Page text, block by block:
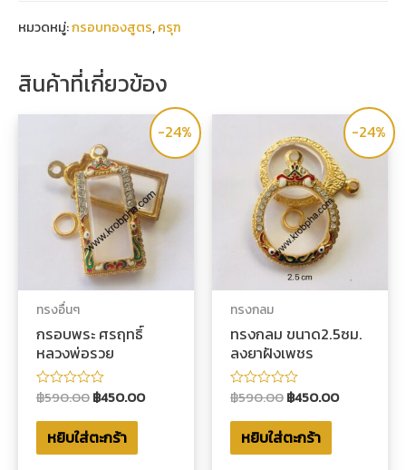
หมวดหมู่:กรอบทองสูตร,ครุฑ
สินค้าที่เกี่ยวข้อง
-24%
ทรงอื่นๆ
กรอบพระ ศรฤทธิ์
หลวงพ่อรวย
ให้
0
ตั้งแต่
฿590.00฿450.00
หยิบใส่ตะกร้า
-24%
ทรงกลม
ทรงกลม ขนาด2.5ซม.
ลงยาฝังเพชร
ให้
0
ตั้งแต่
฿590.00฿450.00
หยิบใส่ตะกร้า